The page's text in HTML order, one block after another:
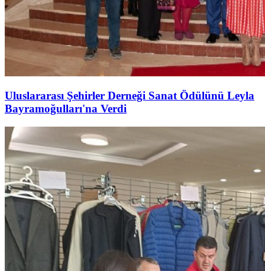
Uluslararası Şehirler Derneği Sanat Ödülünü Leyla
Bayramoğulları'na Verdi